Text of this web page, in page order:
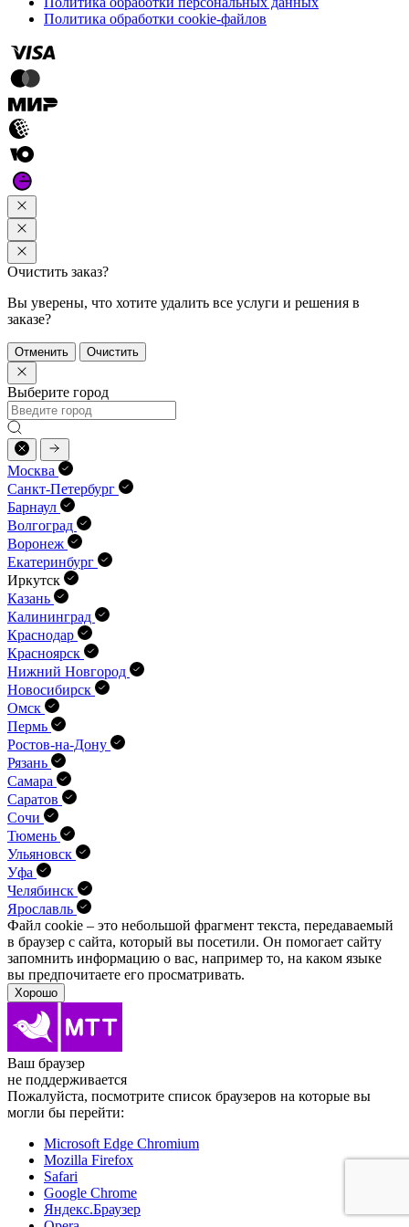
Политика обработки cookie-файлов
Очистить заказ?
Вы уверены, что хотите удалить все услуги и решения в
заказе?
Отменить Очистить
Выберите город
Москва
Санкт-Петербург
Барнаул
Волгоград
Воронеж
Екатеринбург
Иркутск
Казань
Калининград
Краснодар
Красноярск
Нижний Новгород
Новосибирск
Омск
Пермь
Ростов-на-Дону
Рязань
Самара
Саратов
Сочи
Тюмень
Ульяновск
Уфа
Челябинск
Ярославль
Файл cookie – это небольшой фрагмент текста, передава­емый
в браузер с сайта, который вы посетили. Он помо­гает сайту
запомнить информацию о вас, например то, на каком языке
вы предпочитаете его просматривать.
Хорошо
Ваш браузер
не поддерживается
Пожалуйста, посмотрите список браузеров на которые вы
могли бы перейти:
Microsoft Edge Chromium
Mozilla Firefox
Safari
Google Chrome
Яндекс.Браузер